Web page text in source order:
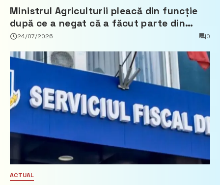
Ministrul Agriculturii pleacă din funcție
după ce a negat că a făcut parte din
Partidul Democrat
24/07/2026 0
ACTUAL